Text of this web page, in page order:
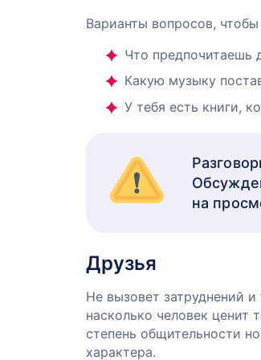
Варианты вопросов,
Что предпочитаешь
Какую музыку
У тебя есть книги,
на
Друзья
Не вызовет затруднений
насколько человек ценит
степень общительности
характера.